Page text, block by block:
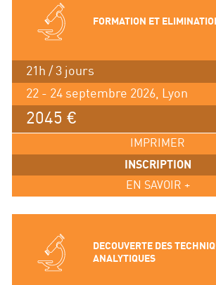
FORMATION ET
21h / 3 jours
22 - 24 septembre 2026, Lyon
2045 €
IMPRIMER
INSCRIPTION
EN SAVOIR +
DECOUVERTE DES
ANALYTIQUES